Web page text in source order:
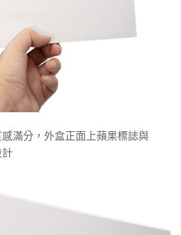
滿分，外盒正面上蘋果標誌與
計